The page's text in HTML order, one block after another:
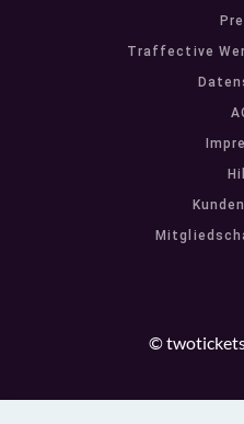
Traffective
©